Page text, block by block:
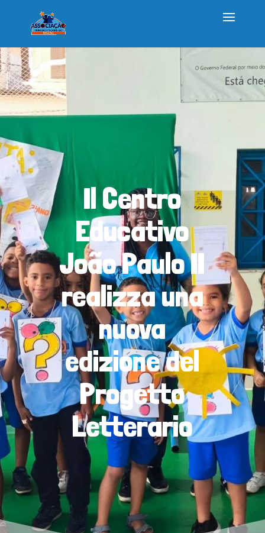
Il Centro
Educativo
João Paulo II
realizza una
nuova
edizione del
Progetto
Letterario